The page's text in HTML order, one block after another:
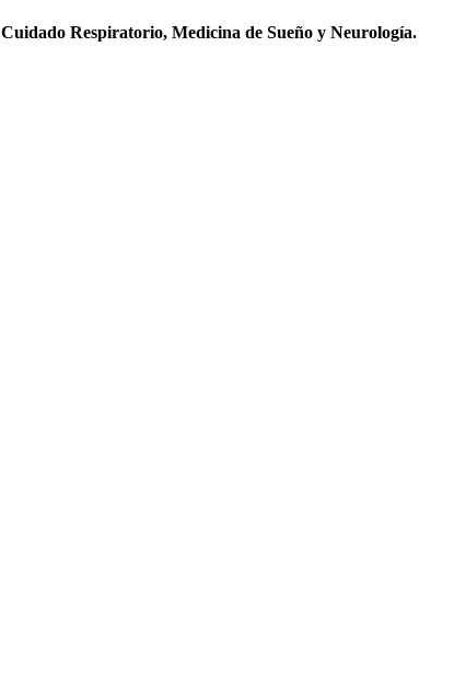
Cuidado Respiratorio, Medicina de Sueño y Neurología.